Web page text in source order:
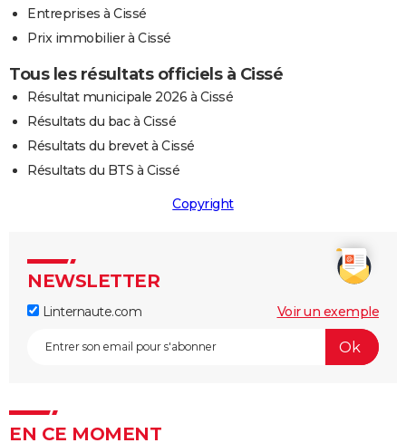
Entreprises à Cissé
Prix immobilier à Cissé
Tous les résultats officiels à Cissé
Résultat municipale 2026 à Cissé
Résultats du bac à Cissé
Résultats du brevet à Cissé
Résultats du BTS à Cissé
Copyright
NEWSLETTER
Linternaute.com Voir un exemple
EN CE MOMENT